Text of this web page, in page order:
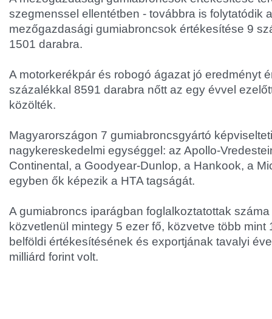
szegmenssel ellentétben - továbbra is folytatódik
mezőgazdasági gumiabroncsok értékesítése 9
1501 darabra.
A motorkerékpár és robogó ágazat jó eredményt
százalékkal 8591 darabra nőtt az egy évvel
közölték.
Magyarországon 7 gumiabroncsgyártó
nagykereskedelmi egységgel: az Apollo-
Continental, a Goodyear-Dunlop, a Hankook, a
egyben ők képezik a HTA tagságát.
A gumiabroncs iparágban foglalkoztatottak
közvetlenül mintegy 5 ezer fő, közvetve több mint
belföldi értékesítésének és exportjának tavalyi
milliárd forint volt.